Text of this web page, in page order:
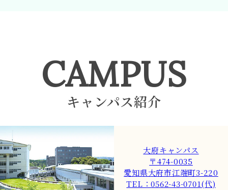
CAMPUS
キャンパス紹介
大府キャンパス
〒474-0035
愛知県大府市江端町3-220
TEL：0562-43-0701(代)